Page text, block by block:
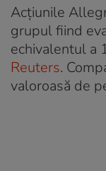
Acțiunile
grupul fiind
echivalentul a
Reuters.
valoroasă de